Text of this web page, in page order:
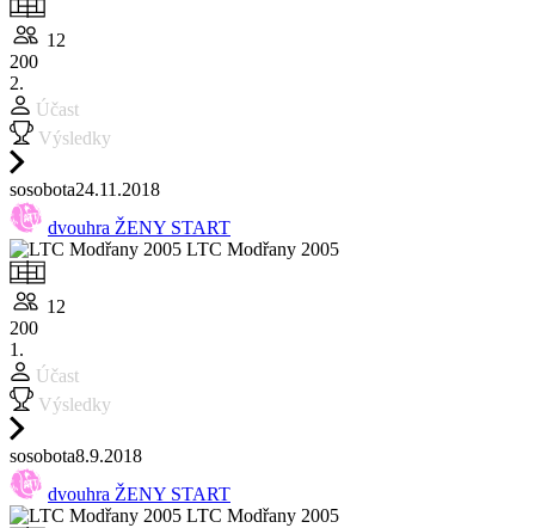
12
200
2.
Účast
Výsledky
sosobota24.11.2018
dvouhra ŽENY START
LTC Modřany 2005
12
200
1.
Účast
Výsledky
sosobota8.9.2018
dvouhra ŽENY START
LTC Modřany 2005